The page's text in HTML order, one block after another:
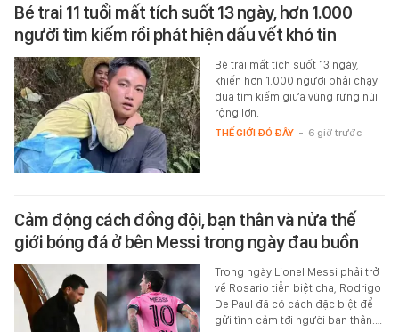
Bé trai 11 tuổi mất tích suốt 13 ngày, hơn 1.000
người tìm kiếm rồi phát hiện dấu vết khó tin
Bé trai mất tích suốt 13 ngày,
khiến hơn 1.000 người phải chạy
đua tìm kiếm giữa vùng rừng núi
rộng lớn.
THẾ GIỚI ĐÓ ĐÂY - 6 giờ trước
Cảm động cách đồng đội, bạn thân và nửa thế
giới bóng đá ở bên Messi trong ngày đau buồn
Trong ngày Lionel Messi phải trở
về Rosario tiễn biệt cha, Rodrigo
De Paul đã có cách đặc biệt để
gửi tình cảm tới người bạn thân.…